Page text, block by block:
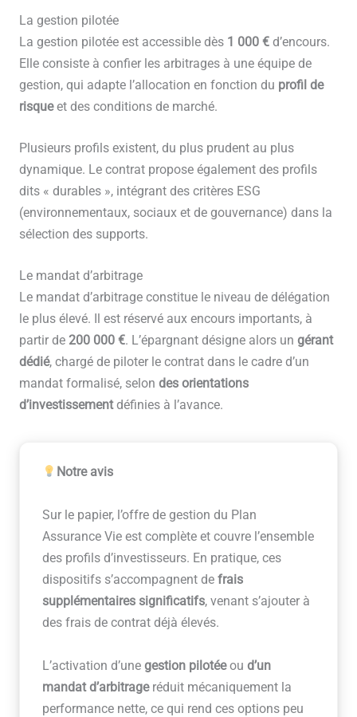
La gestion pilotée
La gestion pilotée est accessible dès 1 000 €d’encours.
Elle consiste à confier les arbitrages à une équipe de
gestion, qui adapte l’allocation en fonction du profil de
risqueet des conditions de marché.
Plusieurs profils existent, du plus prudent au plus
dynamique. Le contrat propose également des profils
dits « durables », intégrant des critères ESG
(environnementaux, sociaux et de gouvernance) dans la
sélection des supports.
Le mandat d’arbitrage
Le mandat d’arbitrage constitue le niveau de délégation
le plus élevé. Il est réservé aux encours importants, à
partir de 200 000 €. L’épargnant désigne alors un gérant
dédié, chargé de piloter le contrat dans le cadre d’un
mandat formalisé, selon des orientations
d’investissementdéfinies à l’avance.
Notre avis
Sur le papier, l’offre de gestion du Plan
Assurance Vie est complète et couvre l’ensemble
des profils d’investisseurs. En pratique, ces
dispositifs s’accompagnent de frais
supplémentaires significatifs, venant s’ajouter à
des frais de contrat déjà élevés.
L’activation d’une gestion pilotéeou d’un
mandat d’arbitrageréduit mécaniquement la
performance nette, ce qui rend ces options peu